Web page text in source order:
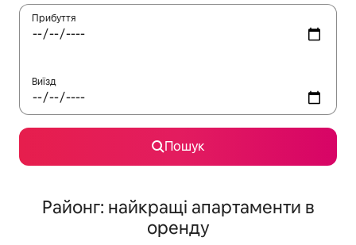
Прибуття
Виїзд
Пошук
Районг: найкращі апартаменти в
оренду